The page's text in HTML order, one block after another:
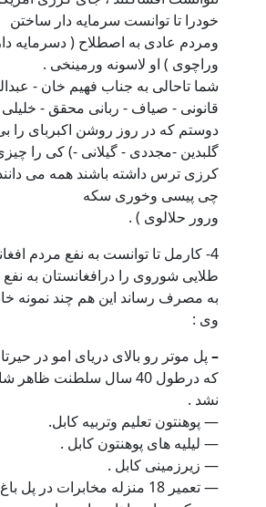
خودرا تا توانست سرمایه دار ساختن
ومردم عادی به اصطلاح ( دسرمایه
وراچوی ) او لاسونه ورمینخی .
شما تاحالی به جناب فهیم خان -
قانونی - صیاف - ربانی محقق -
دوستم که در روز روشن اکبربای
گلبدین -مجددی - گیلانی -) کی را
کرزی ترس داشته باشند همه می
چی پیسی وخوری سکه
ورور حلالوی ) .
4- کارمل تا توانست به نفع مردم
طلایی شوروی را درافغانستان به
به مصرف رساند این هم چند نمونه
وی :
– پل موتر رو بالای دریای امو در
که درطول 40 سال سلطنت ظاهر شاه ساخته
نشد .
— پوهنتون تعلیم وتربیه کابل.
— لیلیه های پوهنتون کابل .
— زیرزمینی کابل .
— تعمیر 18 منزله مخابرات در پل باغ عمومی .